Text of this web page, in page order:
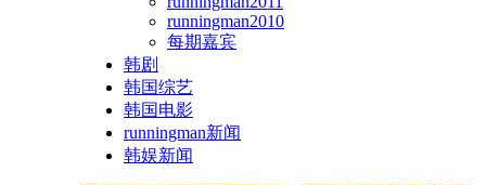
runningman2010
每期嘉宾
韩剧
韩国综艺
韩国电影
runningman新闻
韩娱新闻